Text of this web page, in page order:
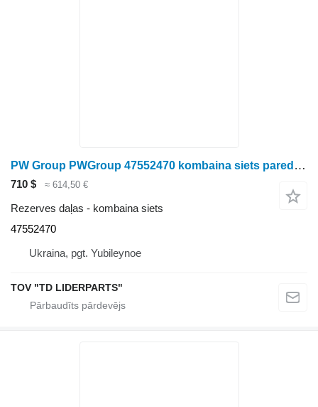
PW Group PWGroup 47552470 kombaina siets paredzēts graudu kombaina
710 $ ≈ 614,50 €
Rezerves daļas - kombaina siets
47552470
Ukraina, pgt. Yubileynoe
TOV "TD LIDERPARTS"